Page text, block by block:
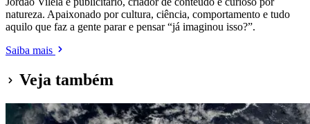
natureza. Apaixonado por cultura, ciência, comportamento e tudo
aquilo que faz a gente parar e pensar “já imaginou isso?”.
Saiba mais
Veja também